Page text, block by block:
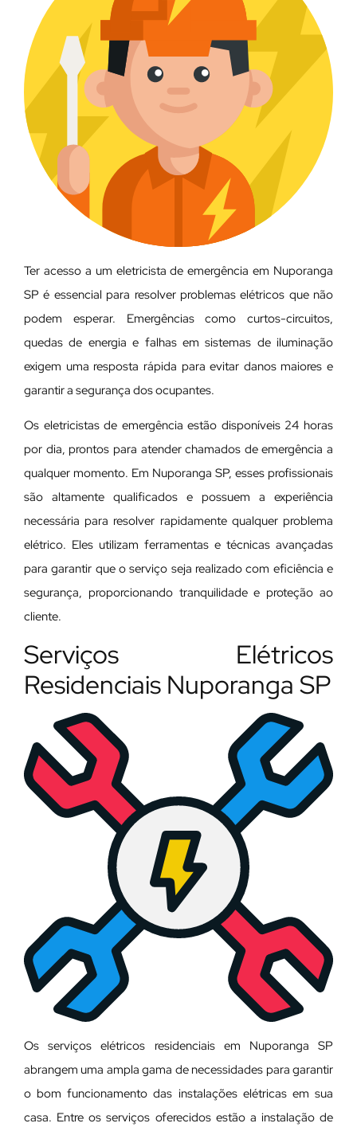
Ter acesso a um eletricista de emergência em Nuporanga
SP é essencial para resolver problemas elétricos que não
podem esperar. Emergências como curtos-circuitos,
quedas de energia e falhas em sistemas de iluminação
exigem uma resposta rápida para evitar danos maiores e
garantir a segurança dos ocupantes.
Os eletricistas de emergência estão disponíveis 24 horas
por dia, prontos para atender chamados de emergência a
qualquer momento. Em Nuporanga SP, esses profissionais
são altamente qualificados e possuem a experiência
necessária para resolver rapidamente qualquer problema
elétrico. Eles utilizam ferramentas e técnicas avançadas
para garantir que o serviço seja realizado com eficiência e
segurança, proporcionando tranquilidade e proteção ao
cliente.
Serviços Elétricos
Residenciais Nuporanga SP
Os serviços elétricos residenciais em Nuporanga SP
abrangem uma ampla gama de necessidades para garantir
o bom funcionamento das instalações elétricas em sua
casa. Entre os serviços oferecidos estão a instalação de